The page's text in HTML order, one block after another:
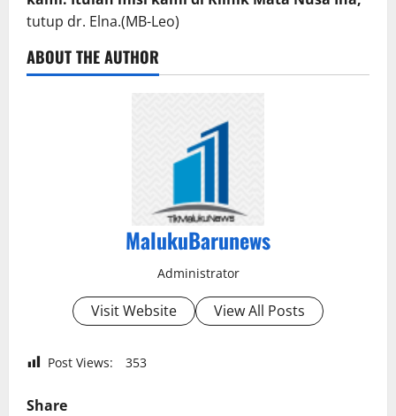
tutup dr. Elna.(MB-Leo)
ABOUT THE AUTHOR
MalukuBarunews
Administrator
Visit Website View All Posts
Post Views: 353
Share